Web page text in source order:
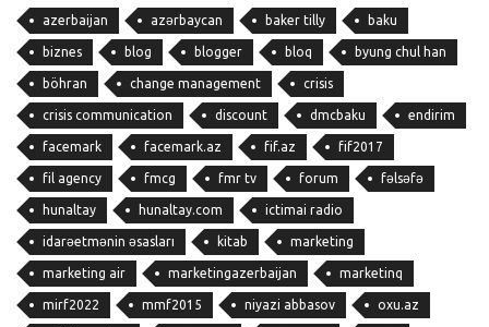
azerbaijan azərbaycan baker tilly baku
biznes blog blogger bloq byung chul han
böhran change management crisis
crisis communication discount dmcbaku endirim
facemark facemark.az fif.az fif2017
fil agency fmcg fmr tv forum fəlsəfə
hunaltay hunaltay.com ictimai radio
idarəetmənin əsasları kitab marketing
marketing air marketingazerbaijan marketinq
mirf2022 mmf2015 niyazi abbasov oxu.az